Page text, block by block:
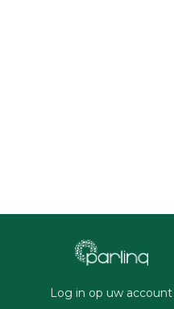
Log in op uw account